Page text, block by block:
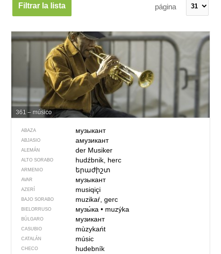
Filtrar la lista página
361 – músico
ABAZA музыкант
ABJASIO амузикант
ALEMÁN der Musiker
ALTO SORABO hudźbnik, herc
ARMENIO երաժիշտ
AVAR музыкант
AZERÍ musiqiçi
BAJO SORABO muzikaŕ, gerc
BIELORRUSO музы́ка• muzýka
BÚLGARO музикант
CASUBIO mùzykańt
CATALÁN músic
CHECO hudebník